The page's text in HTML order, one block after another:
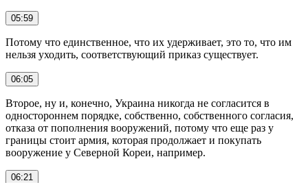
05:59
Потому что единственное, что их удерживает, это то, что им
нельзя уходить, соответствующий приказ существует.
06:05
Второе, ну и, конечно, Украина никогда не согласится в
одностороннем порядке, собственно, собственного согласия,
отказа от пополнения вооружений, потому что еще раз у
границы стоит армия, которая продолжает и покупать
вооружение у Северной Кореи, например.
06:21